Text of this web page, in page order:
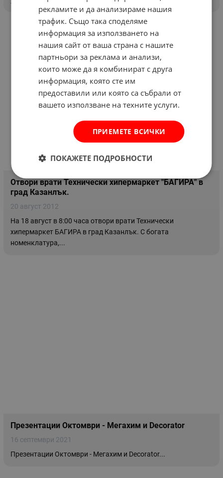
Отвори врати Технически хипермаркет "БАГИРА" в
град Казанлък.
20 август 2012
На 18 август в 8:00 часа отвори врати Технически
хипермаркет БАГИРА в град Казанлък. С богата
номенклатура,...
Презентации Октомври - Мегахим и Decorator
16 септември 2021
Презентации Октомври - Мегахим и Decorator...
рекламите и да анализираме нашия
трафик. Също така споделяме
информация за използването на
нашия сайт от ваша страна с нашите
партньори за реклама и анализи,
които може да я комбинират с друга
информация, която сте им
предоставили или която са събрали от
вашето използване на техните услуги.
ПРИЕМЕТЕ ВСИЧКИ
ПОКАЖЕТЕ ПОДРОБНОСТИ